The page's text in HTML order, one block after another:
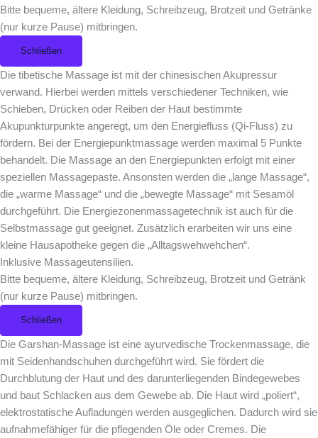
Bitte bequeme, ältere Kleidung, Schreibzeug, Brotzeit und Getränke
(nur kurze Pause) mitbringen.
Schließen
Die tibetische Massage ist mit der chinesischen Akupressur
verwand. Hierbei werden mittels verschiedener Techniken, wie
Schieben, Drücken oder Reiben der Haut bestimmte
Akupunkturpunkte angeregt, um den Energiefluss (Qi-Fluss) zu
fördern. Bei der Energiepunktmassage werden maximal 5 Punkte
behandelt. Die Massage an den Energiepunkten erfolgt mit einer
speziellen Massagepaste. Ansonsten werden die „lange Massage“,
die „warme Massage“ und die „bewegte Massage“ mit Sesamöl
durchgeführt. Die Energiezonenmassagetechnik ist auch für die
Selbstmassage gut geeignet. Zusätzlich erarbeiten wir uns eine
kleine Hausapotheke gegen die „Alltagswehwehchen“.
Inklusive Massageutensilien.
Bitte bequeme, ältere Kleidung, Schreibzeug, Brotzeit und Getränk
(nur kurze Pause) mitbringen.
Schließen
Die Garshan-Massage ist eine ayurvedische Trockenmassage, die
mit Seidenhandschuhen durchgeführt wird. Sie fördert die
Durchblutung der Haut und des darunterliegenden Bindegewebes
und baut Schlacken aus dem Gewebe ab. Die Haut wird „poliert“,
elektrostatische Aufladungen werden ausgeglichen. Dadurch wird sie
aufnahmefähiger für die pflegenden Öle oder Cremes. Die